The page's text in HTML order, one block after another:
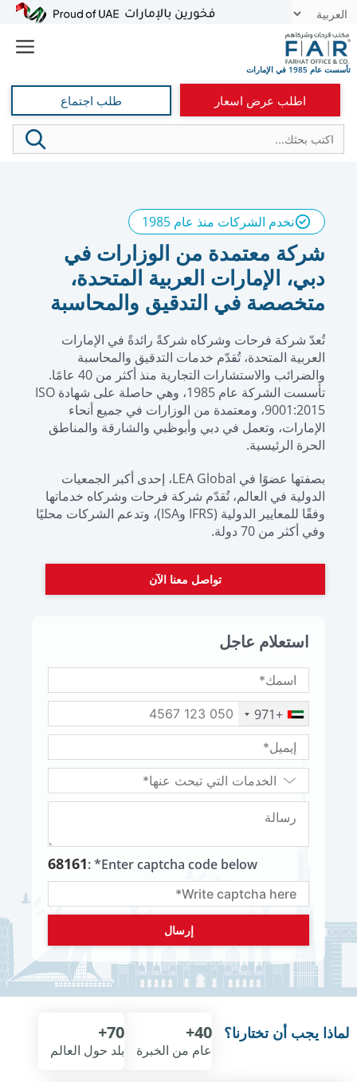
انتقل
المحتوى
اطلب عرض اسعار طلب اجتماع
نخدم الشركات منذ عام 1985
شركة معتمدة من الوزارات في
دبي، الإمارات العربية المتحدة،
متخصصة في التدقيق والمحاسبة
تُعدّ شركة فرحات وشركاه شركةً رائدةً في الإمارات
العربية المتحدة، تُقدّم خدمات التدقيق والمحاسبة
والضرائب والاستشارات التجارية منذ أكثر من 40 عامًا.
تأسست الشركة عام 1985، وهي حاصلة على شهادة ISO
9001:2015، ومعتمدة من الوزارات في جميع أنحاء
الإمارات، وتعمل في دبي وأبوظبي والشارقة والمناطق
الحرة الرئيسية.
بصفتها عضوًا في LEA Global، إحدى أكبر الجمعيات
الدولية في العالم، تُقدّم شركة فرحات وشركاه خدماتها
وفقًا للمعايير الدولية (IFRS وISA)، وتدعم الشركات محليًا
وفي أكثر من 70 دولة.
تواصل معنا الآن
استعلام عاجل
+971
Enter captcha code below* :
68161
لماذا يجب أن تختارنا؟ 40+
عام من الخبرة
70+
بلد حول العالم